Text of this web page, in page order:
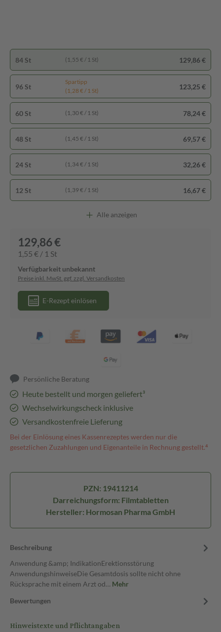
96 St
Spartipp
(1,28 € / 1 St)
123,25 €
84 St (1,55 € / 1 St) 129,86 €
60 St (1,30 € / 1 St) 78,24 €
48 St (1,45 € / 1 St) 69,57 €
24 St (1,34 € / 1 St) 32,26 €
12 St (1,39 € / 1 St) 16,67 €
Alle anzeigen
129,86 €
1,55 € / 1 St
Verfügbarkeit unbekannt
Preise inkl. MwSt. ggf. zzgl. Versandkosten
E-Rezept einlösen
Persönliche Beratung
Heute bestellt und morgen geliefert³
Wechselwirkungscheck inklusive
Versandkostenfreie Lieferung
Bei der Einlösung eines Kassenrezeptes werden nur die
gesetzlichen Zuzahlungen und Eigenanteile in Rechnung gestellt.⁴
PZN: 19411214
Darreichungsform: Filmtabletten
Hersteller: Hormosan Pharma GmbH
Beschreibung
Anwendung &amp; IndikationErektionsstörung
AnwendungshinweiseDie Gesamtdosis sollte nicht ohne
Rücksprache mit einem Arzt od… Mehr
Bewertungen
Hinweistexte und Pflichtangaben